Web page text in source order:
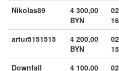
Nikolas89
4 300,00
BYN
artur5151515
4 200,00
BYN
Downfall
4 100,00